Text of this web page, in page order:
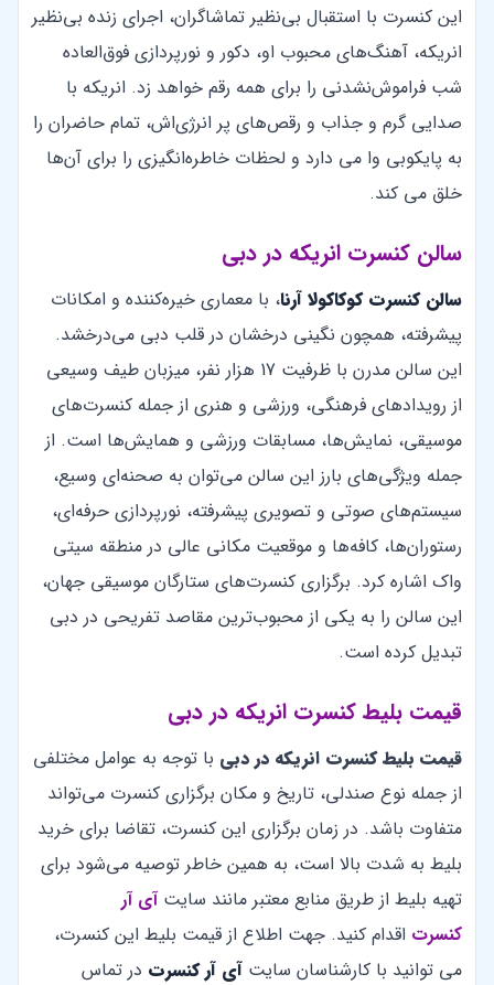
این کنسرت با استقبال بی‌نظیر تماشاگران، اجرای زنده بی‌نظیر
انریکه، آهنگ‌های محبوب او، دکور و نورپردازی فوق‌العاده
شب فراموش‌نشدنی را برای همه رقم خواهد زد. انریکه با
صدایی گرم و جذاب و رقص‌های پر انرژی‌اش، تمام حاضران را
به پایکوبی وا می دارد و لحظات خاطره‌انگیزی را برای آن‌ها
خلق می کند.
سالن کنسرت انریکه در دبی
سالن کنسرت کوکاکولا آرنا، با معماری خیره‌کننده و امکانات
پیشرفته، همچون نگینی درخشان در قلب دبی می‌درخشد.
این سالن مدرن با ظرفیت 17 هزار نفر، میزبان طیف وسیعی
از رویدادهای فرهنگی، ورزشی و هنری از جمله کنسرت‌های
موسیقی، نمایش‌ها، مسابقات ورزشی و همایش‌ها است. از
جمله ویژگی‌های بارز این سالن می‌توان به صحنه‌ای وسیع،
سیستم‌های صوتی و تصویری پیشرفته، نورپردازی حرفه‌ای،
رستوران‌ها، کافه‌ها و موقعیت مکانی عالی در منطقه سیتی
واک اشاره کرد. برگزاری کنسرت‌های ستارگان موسیقی جهان،
این سالن را به یکی از محبوب‌ترین مقاصد تفریحی در دبی
تبدیل کرده است.
قیمت بلیط کنسرت انریکه در دبی
قیمت بلیط کنسرت انریکه در دبی با توجه به عوامل مختلفی
از جمله نوع صندلی، تاریخ و مکان برگزاری کنسرت می‌تواند
متفاوت باشد. در زمان برگزاری این کنسرت، تقاضا برای خرید
بلیط به شدت بالا است، به همین خاطر توصیه می‌شود برای
تهیه بلیط از طریق منابع معتبر مانند سایتآی آر
کنسرت اقدام کنید. جهت اطلاع از قیمت بلیط این کنسرت،
می توانید با کارشناسان سایت آی آر کنسرت در تماس